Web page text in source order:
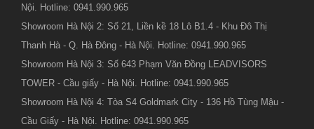
Nội. Hotline: 0941.990.965
Showroom Hà Nội 2: Số 21, Liền kề 18 Lô B1.4 - Khu Đô Thị
Thanh Hà - Q. Hà Đông - Hà Nội. Hotline: 0941.990.965
Showroom Hà Nội 3: Số 643 Phạm Văn Đồng LEADVISORS
TOWER - Cầu giấy - Hà Nội. Hotline: 0941.990.965
Showroom Hà Nội 4: Tòa S4 Goldmark City - 136 Hồ Tùng Mậu -
Cầu Giấy - Hà Nội. Hotline: 0941.990.965